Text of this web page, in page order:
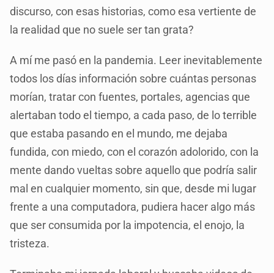
discurso, con esas historias, como esa vertiente de
la realidad que no suele ser tan grata?
A mí me pasó en la pandemia. Leer inevitablemente
todos los días información sobre cuántas personas
morían, tratar con fuentes, portales, agencias que
alertaban todo el tiempo, a cada paso, de lo terrible
que estaba pasando en el mundo, me dejaba
fundida, con miedo, con el corazón adolorido, con la
mente dando vueltas sobre aquello que podría salir
mal en cualquier momento, sin que, desde mi lugar
frente a una computadora, pudiera hacer algo más
que ser consumida por la impotencia, el enojo, la
tristeza.